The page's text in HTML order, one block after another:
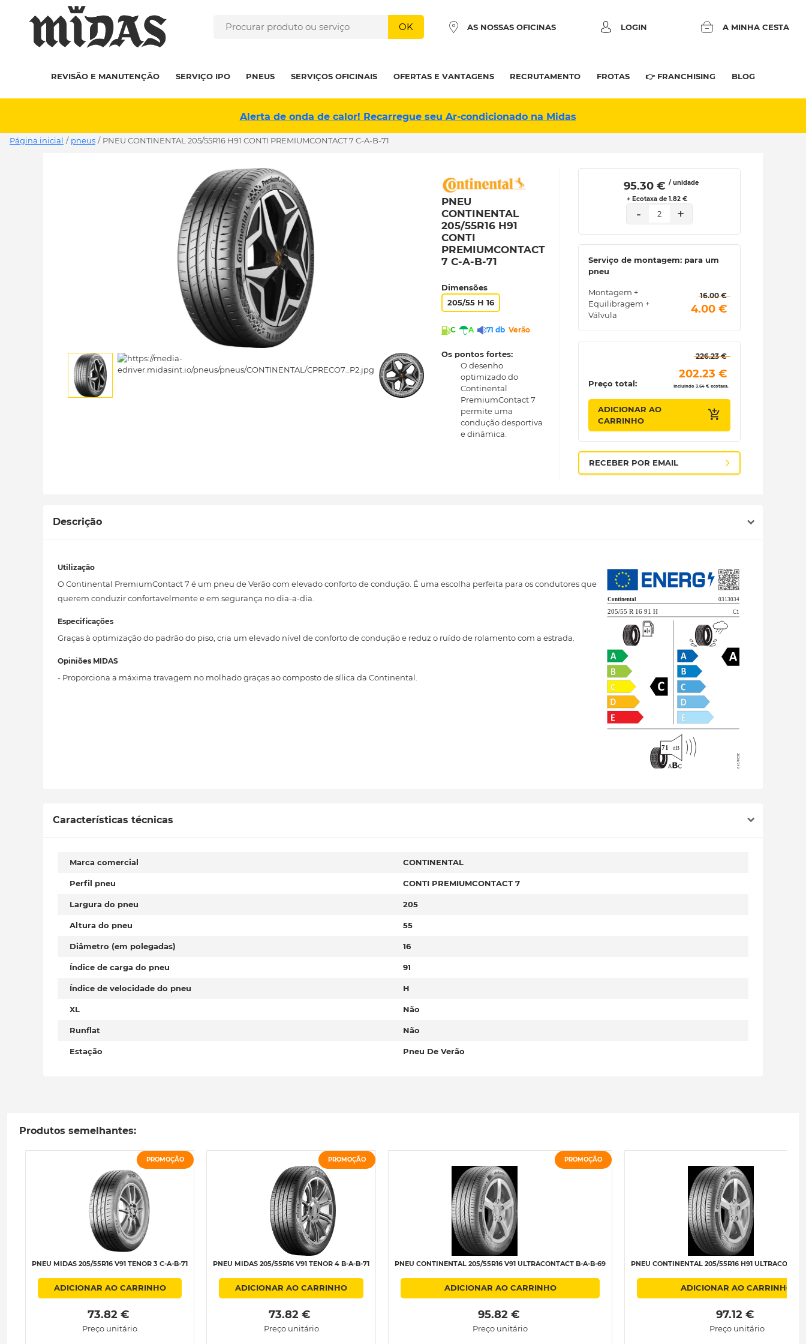
OK AS NOSSAS OFICINAS LOGIN A MINHA CESTA
REVISÃO E MANUTENÇÃO SERVIÇO IPO PNEUS SERVIÇOS OFICINAIS OFERTAS E VANTAGENS RECRUTAMENTO FROTAS 👉 FRANCHISING BLOG
Alerta de onda de calor! Recarregue seu Ar-condicionado na Midas
Página inicial / pneus / PNEU CONTINENTAL 205/55R16 H91 CONTI PREMIUMCONTACT 7 C-A-B-71
PNEU
CONTINENTAL
205/55R16 H91
CONTI
PREMIUMCONTACT
7 C-A-B-71
Dimensões
205/55 H 16
C A 71 db Verão
Os pontos fortes:
O desenho
optimizado do
Continental
PremiumContact 7
permite uma
condução desportiva
e dinâmica.
95.30 € / unidade
+ Ecotaxa de 1.82 €
- 2 +
Serviço de montagem: para um
pneu
Montagem +
Equilibragem +
Válvula
16.00 €
4.00 €
Preço total:
226.23 €
202.23 €
Incluindo 3.64 € ecotaxa.
ADICIONAR AO
CARRINHO
RECEBER POR EMAIL
Descrição
Utilização
O Continental PremiumContact 7 é um pneu de Verão com elevado conforto de condução. É uma escolha perfeita para os condutores que
querem conduzir confortavelmente e em segurança no dia-a-dia.
Especificações
Graças à optimização do padrão do piso, cria um elevado nível de conforto de condução e reduz o ruído de rolamento com a estrada.
Opiniões MIDAS
- Proporciona a máxima travagem no molhado graças ao composto de sílica da Continental.
Características técnicas
Marca comercial CONTINENTAL
Perfil pneu CONTI PREMIUMCONTACT 7
Largura do pneu 205
Altura do pneu 55
Diâmetro (em polegadas) 16
Índice de carga do pneu 91
Índice de velocidade do pneu H
XL Não
Runflat Não
Estação Pneu De Verão
Produtos semelhantes:
PROMOÇÃO
PNEU MIDAS 205/55R16 V91 TENOR 3 C-A-B-71
ADICIONAR AO CARRINHO
73.82 €
Preço unitário
PROMOÇÃO
PNEU MIDAS 205/55R16 V91 TENOR 4 B-A-B-71
ADICIONAR AO CARRINHO
73.82 €
Preço unitário
PROMOÇÃO
PNEU CONTINENTAL 205/55R16 V91 ULTRACONTACT B-A-B-69
ADICIONAR AO CARRINHO
95.82 €
Preço unitário
PNEU CONTINENTAL 205/55R16 H91
ADICIONAR AO CARRINHO
97.12 €
Preço unitário